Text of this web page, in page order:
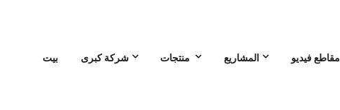
بيت شركة كبرى المشاريع مقاطع فيديو